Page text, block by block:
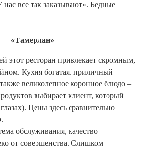
нас все так заказывают». Бедные
«Тамерлан»
этот ресторан привлекает скромным,
Кухня богатая, приличный
великолепное коронное блюдо –
выбирает клиент, который
Цены здесь сравнительно
обслуживания, качество
от совершенства. Слишком